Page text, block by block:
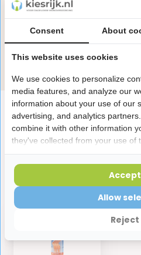
Productomschrijving
Reviews
Heb je een vraag
in de chat of
Stuur e-
Laatst bekeken producten
Consent About
This website uses cookies
We use cookies to personalize
media features, and analyze our
information about your use of our
advertising, and analytics
combine it with other information
they've collected from your use of
Allow